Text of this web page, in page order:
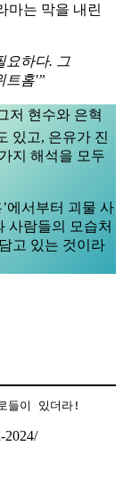
마는 막을 내린
요하다. 그
트홈'”
저 현수와 은혁
있고, 은유가 진
지 해석을 모두
에서부터 괴물 사
사람들의 모습처
고 있는 것이라
들이 있더라!
2024/